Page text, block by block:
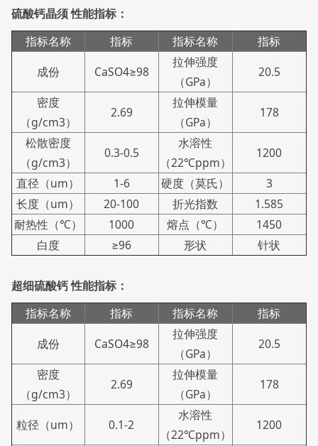
硫酸钙晶须 性能指标：
指标名称
指标 指标名称
指标
成份
CaSO4≥98
拉伸强度
（GPa）
20.5
密度
（g/cm3）
2.69
拉伸模量
（GPa）
178
松散密度
（g/cm3）
0.3-0.5
水溶性
（22℃ppm）
1200
直径（um）
1-6 硬度（莫氏）
3
长度（um）
20-100 折光指数
1.585
耐热性（℃）
1000 熔点（℃）
1450
白度
≥96 形状 针状
超细硫酸钙 性能指标：
指标名称
指标 指标名称
指标
成份
CaSO4≥98
拉伸强度
（GPa）
20.5
密度
（g/cm3）
2.69
拉伸模量
（GPa）
178
粒径（um） 0.1-2
水溶性
（22℃ppm）
1200